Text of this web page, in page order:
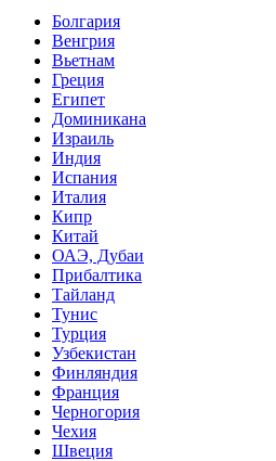
Болгария
Венгрия
Вьетнам
Греция
Египет
Доминикана
Израиль
Индия
Испания
Италия
Кипр
Китай
ОАЭ, Дубаи
Прибалтика
Тайланд
Тунис
Турция
Узбекистан
Финляндия
Франция
Черногория
Чехия
Швеция